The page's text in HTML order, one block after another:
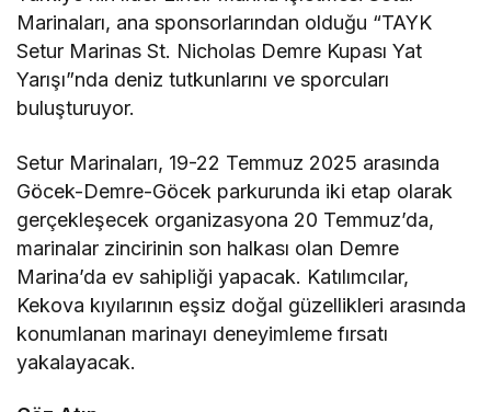
Marinaları, ana sponsorlarından olduğu “TAYK
Setur Marinas St. Nicholas Demre Kupası Yat
Yarışı”nda deniz tutkunlarını ve sporcuları
buluşturuyor.
Setur Marinaları, 19-22 Temmuz 2025 arasında
Göcek-Demre-Göcek parkurunda iki etap olarak
gerçekleşecek organizasyona 20 Temmuz’da,
marinalar zincirinin son halkası olan Demre
Marina’da ev sahipliği yapacak. Katılımcılar,
Kekova kıyılarının eşsiz doğal güzellikleri arasında
konumlanan marinayı deneyimleme fırsatı
yakalayacak.